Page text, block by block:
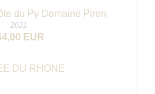
du Py Domaine Piron
2021
EUR
DU RHONE